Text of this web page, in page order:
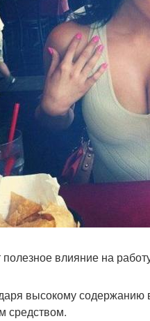
влияние на
высокому содержанию